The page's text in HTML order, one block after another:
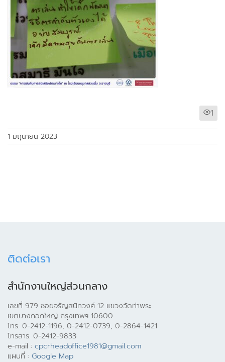
1
1 มิถุนายน 2023
ติดต่อเรา
สำนักงานใหญ่ส่วนกลาง
เลขที่ 979 ซอยจรัญสนิทวงศ์ 12 แขวงวัดท่าพระ
เขตบางกอกใหญ่ กรุงเทพฯ 10600
โทร. 0-2412-1196, 0-2412-0739, 0-2864-1421
โทรสาร. 0-2412-9833
e-mail : cpcrheadoffice1981@gmail.com
แผนที่ : Google Map